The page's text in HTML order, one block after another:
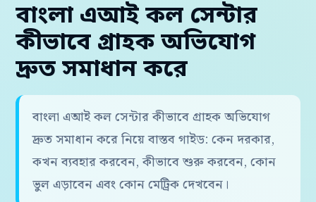
বাংলা এআই কল সেন্টার
কীভাবে গ্রাহক অভিযোগ
দ্রুত সমাধান করে
বাংলা এআই কল সেন্টার কীভাবে গ্রাহক অভিযোগ
দ্রুত সমাধান করে নিয়ে বাস্তব গাইড: কেন দরকার,
কখন ব্যবহার করবেন, কীভাবে শুরু করবেন, কোন
ভুল এড়াবেন এবং কোন মেট্রিক দেখবেন।